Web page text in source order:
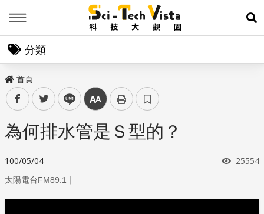
展
分類
首頁
facebooktwitter line 中
為何排水管是Ｓ型的？
100/05/04 瀏覽次
25554
太陽電台FM89.1 ｜